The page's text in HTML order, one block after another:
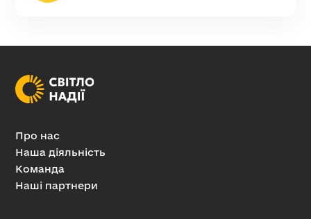
Про нас
Наша діяльність
Команда
Наші партнери